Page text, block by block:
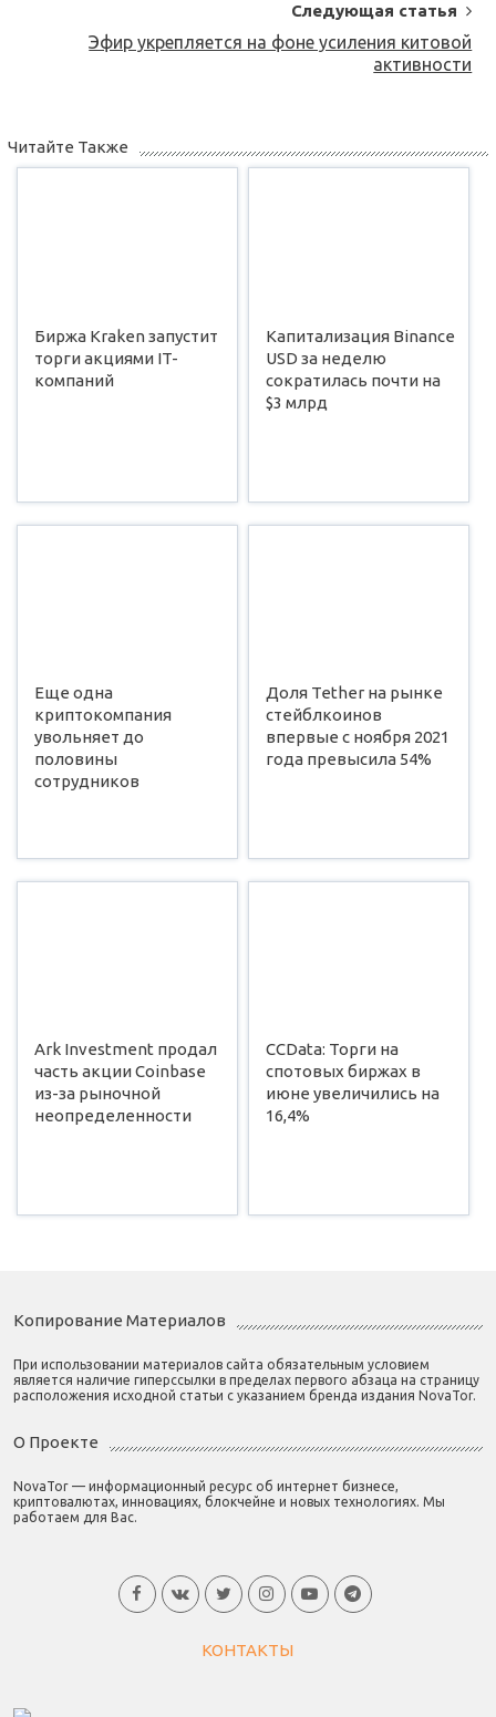
Следующая статья
Эфир укрепляется на фоне усиления китовой
активности
Читайте Также
Биржа Kraken запустит
торги акциями IT-
компаний
Капитализация Binance
USD за неделю
сократилась почти на
$3 млрд
Еще одна
криптокомпания
увольняет до
половины
сотрудников
Доля Tether на рынке
стейблкоинов
впервые с ноября 2021
года превысила 54%
Ark Investment продал
часть акции Coinbase
из-за рыночной
неопределенности
CCData: Торги на
спотовых биржах в
июне увеличились на
16,4%
Копирование Материалов
При использовании материалов сайта обязательным условием
является наличие гиперссылки в пределах первого абзаца на страницу
расположения исходной статьи с указанием бренда издания NovaTor.
О Проекте
NovaTor — информационный ресурс об интернет бизнесе,
криптовалютах, инновациях, блокчейне и новых технологиях. Мы
работаем для Вас.
КОНТАКТЫ